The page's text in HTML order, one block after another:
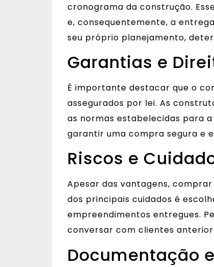
cronograma da construção.
e, consequentemente, a
seu próprio planejamento,
Garantias e
É importante destacar que o
assegurados por lei. As
as normas estabelecidas para
garantir uma compra segura e
Riscos e
Apesar das vantagens,
dos principais cuidados é
empreendimentos entregues.
conversar com clientes
Documentação